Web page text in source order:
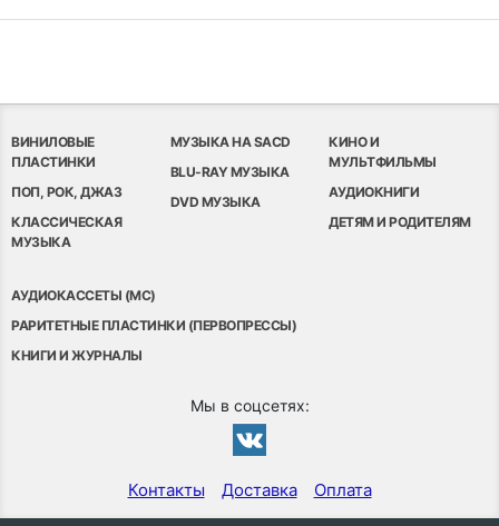
ВИНИЛОВЫЕ
ПЛАСТИНКИ
ПОП, РОК, ДЖАЗ
КЛАССИЧЕСКАЯ
МУЗЫКА
МУЗЫКА НА SACD
BLU-RAY МУЗЫКА
DVD МУЗЫКА
КИНО И
МУЛЬТФИЛЬМЫ
АУДИОКНИГИ
ДЕТЯМ И РОДИТЕЛЯМ
АУДИОКАССЕТЫ (MC)
РАРИТЕТНЫЕ ПЛАСТИНКИ (ПЕРВОПРЕССЫ)
КНИГИ И ЖУРНАЛЫ
Мы в соцсетях:
Контакты Доставка Оплата